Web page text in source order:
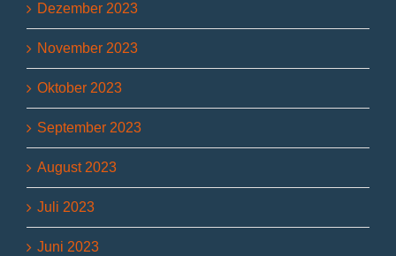
Dezember 2023
November 2023
Oktober 2023
September 2023
August 2023
Juli 2023
Juni 2023